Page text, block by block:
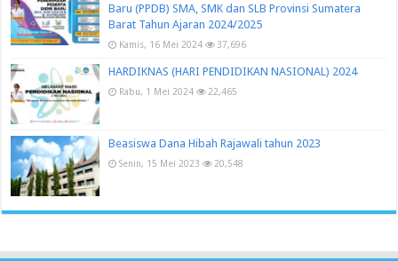
Baru (PPDB) SMA, SMK dan SLB Provinsi Sumatera
Barat Tahun Ajaran 2024/2025
Kamis, 16 Mei 2024 37,696
HARDIKNAS (HARI PENDIDIKAN NASIONAL) 2024
Rabu, 1 Mei 2024 22,465
Beasiswa Dana Hibah Rajawali tahun 2023
Senin, 15 Mei 2023 20,548